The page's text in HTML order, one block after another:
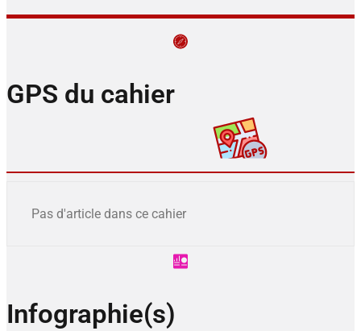
GPS du cahier
Pas d'article dans ce cahier
Infographie(s)